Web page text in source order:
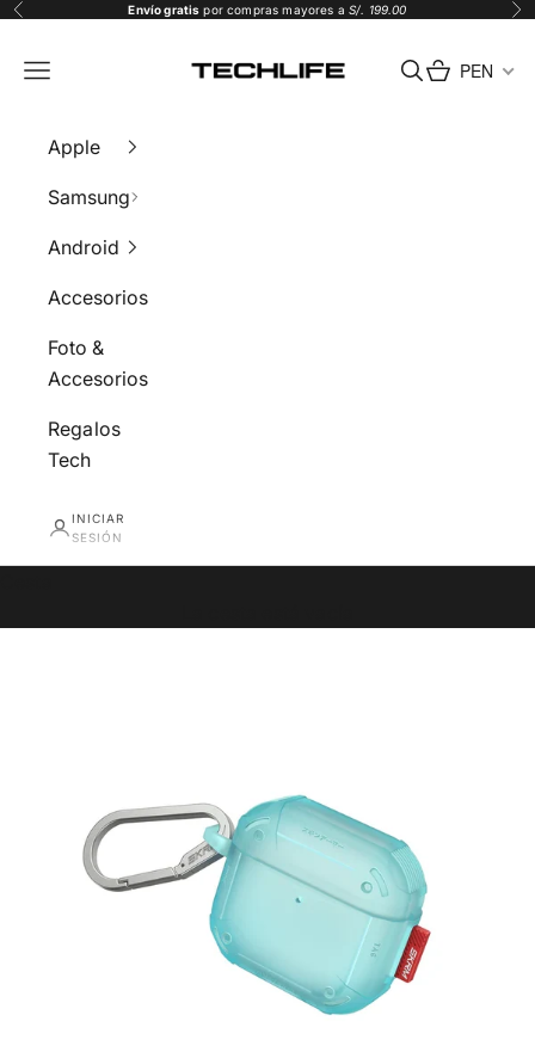
Ir al contenido
Anterior Envío gratis por compras mayores a S/. 199.00
Menú
BuscarCarrito
PEN
Apple
Samsung
Android
Accesorios
Foto &
Accesorios
Regalos
Tech
INICIAR
SESIÓN